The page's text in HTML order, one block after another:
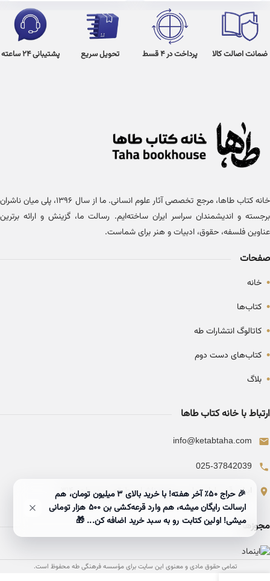
ضمانت اصالت کالا پرداخت در 4 قسط تحویل سریع پشتیبانی 24 ساعته
خانه کتاب طاها، مرجع تخصصی آثار علوم انسانی. ما از سال ۱۳۹۶، پلی میان ناشران
برجسته و اندیشمندان سراسر ایران ساخته‌ایم. رسالت ما، گزینش و ارائه برترین
عناوین فلسفه، حقوق، ادبیات و هنر برای شماست.
صفحات
• خانه
• کتاب‌ها
• کاتالوگ انتشارات طه
• کتاب‌های دست دوم
• بلاگ
ارتباط با خانه کتاب طاها
info@ketabtaha.com
025-37842039
ایران، قم، بلوار معلم، مجتمع ناشران، طبقه سوم، واحد ۳۱۴
مجوزها
تمامی حقوق مادی و معنوی این سایت برای مؤسسه فرهنگی طه محفوظ است.
🎉 حراج ۵۰٪ آخر هفته! با خرید بالای 3 میلیون تومان، هم
ارسالت رایگان میشه، هم وارد قرعه‌کشی بن ۵۰۰ هزار تومانی
میشی! اولین کتابت رو به سبد خرید اضافه کن... 🎁